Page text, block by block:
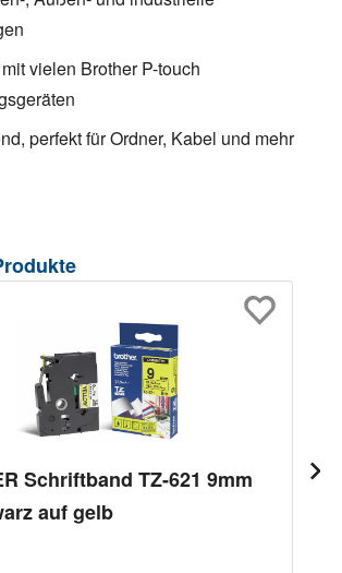
vielen Brother P-touch
perfekt für Ordner, Kabel und mehr
überspringen
Schriftband TZ-621 9mm
auf gelb